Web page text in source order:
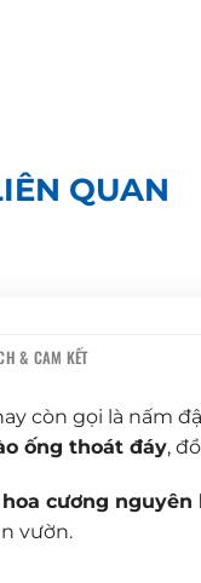
QUAN
& CAM KẾT
còn gọi là nấm
ống thoát đáy,
cương nguyên
vườn.